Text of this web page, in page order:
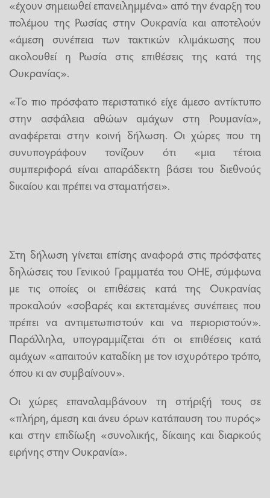
«έχουν σημειωθεί επανειλημμένα» από την έναρξη του
πολέμου της Ρωσίας στην Ουκρανία και αποτελούν
«άμεση συνέπεια των τακτικών κλιμάκωσης που
ακολουθεί η Ρωσία στις επιθέσεις της κατά της
Ουκρανίας».
«Το πιο πρόσφατο περιστατικό είχε άμεσο αντίκτυπο
στην ασφάλεια αθώων αμάχων στη Ρουμανία»,
αναφέρεται στην κοινή δήλωση. Οι χώρες που τη
συνυπογράφουν τονίζουν ότι «μια τέτοια
συμπεριφορά είναι απαράδεκτη βάσει του διεθνούς
δικαίου και πρέπει να σταματήσει».
Στη δήλωση γίνεται επίσης αναφορά στις πρόσφατες
δηλώσεις του Γενικού Γραμματέα του ΟΗΕ, σύμφωνα
με τις οποίες οι επιθέσεις κατά της Ουκρανίας
προκαλούν «σοβαρές και εκτεταμένες συνέπειες που
πρέπει να αντιμετωπιστούν και να περιοριστούν».
Παράλληλα, υπογραμμίζεται ότι οι επιθέσεις κατά
αμάχων «απαιτούν καταδίκη με τον ισχυρότερο τρόπο,
όπου κι αν συμβαίνουν».
Οι χώρες επαναλαμβάνουν τη στήριξή τους σε
«πλήρη, άμεση και άνευ όρων κατάπαυση του πυρός»
και στην επιδίωξη «συνολικής, δίκαιης και διαρκούς
ειρήνης στην Ουκρανία».